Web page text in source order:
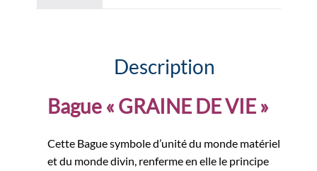
Description
Bague « GRAINE DE VIE »
Cette Bague symbole d’unité du monde matériel
et du monde divin, renferme en elle le principe